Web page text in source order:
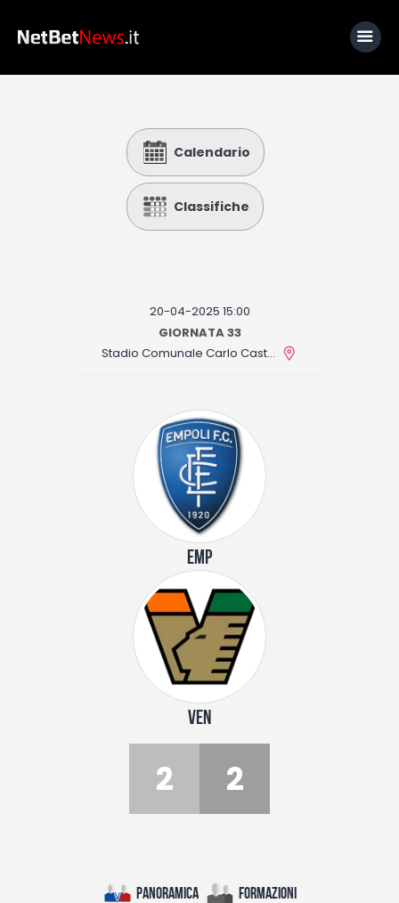
Calcio
Basket
Fantacalcio
I consigli di Giulia
Calendario
Classifiche
20-04-2025 15:00
GIORNATA 33
Stadio Comunale Carlo Castellani
EMP
VEN
2 2
Panoramica Formazioni